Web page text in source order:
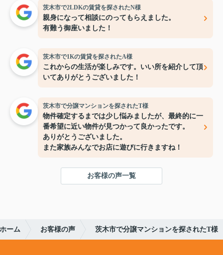
茨木市で2LDKの賃貸を探されたN様
親身になって相談にのってもらえました。
有難う御座いました！
茨木市で1Kの賃貸を探されたA様
これからの生活が楽しみです。いい所を紹介して頂
いてありがとうございました！
茨木市で分譲マンションを探されたT様
物件確定するまでは少し悩みましたが、最終的に一
番希望に近い物件が見つかって良かったです。
ありがとうございました。
また家族みんなでお店に遊びに行きますね！
お客様の声一覧
ーム お客様の声 茨木市で分譲マンションを探されたT様